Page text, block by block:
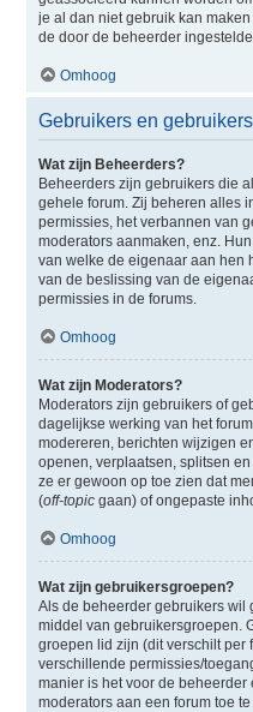
je al dan niet gebruik kan
de door de beheerder
Omhoog
Gebruikers en
Wat zijn Beheerders?
Beheerders zijn gebruikers die
gehele forum. Zij beheren alles
permissies, het verbannen van
moderators aanmaken, enz.
van welke de eigenaar aan hen
van de beslissing van de
permissies in de forums.
Omhoog
Wat zijn Moderators?
Moderators zijn gebruikers of
dagelijkse werking van het
modereren, berichten wijzigen
openen, verplaatsen, splitsen
ze er gewoon op toe zien dat
(off-topicgaan) of ongepaste
Omhoog
Wat zijn gebruikersgroepen?
Als de beheerder gebruikers wil
middel van gebruikersgroepen.
groepen lid zijn (dit verschilt per
verschillende permissies/
manier is het voor de
moderators aan een forum toe